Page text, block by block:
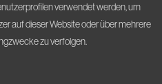
verwendet werden, um
auf dieser Website oder über mehrere
zu verfolgen.